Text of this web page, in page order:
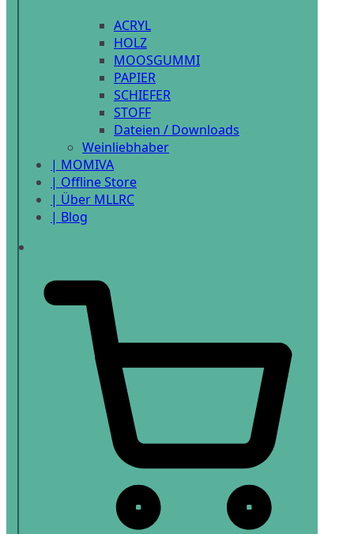
ACRYL
HOLZ
MOOSGUMMI
PAPIER
SCHIEFER
STOFF
Dateien / Downloads
Weinliebhaber
| MOMIVA
| Offline Store
| Über MLLRC
| Blog